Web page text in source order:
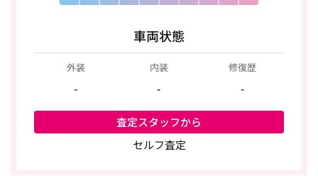
車両状態
外装
-
内装
-
修復歴
-
査定スタッフから
セルフ査定